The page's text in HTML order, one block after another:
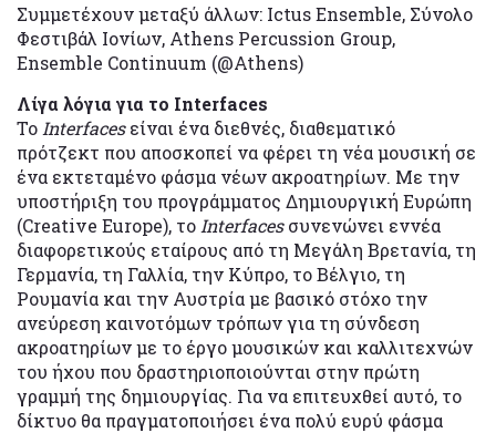
Συμμετέχουν μεταξύ άλλων: Ictus Ensemble, Σύνολο
Φεστιβάλ Ιονίων, Athens Percussion Group,
Ensemble Continuum (@Athens)
Λίγα λόγια για το Interfaces
Το Interfacesείναι ένα διεθνές, διαθεματικό
πρότζεκτ που αποσκοπεί να φέρει τη νέα μουσική σε
ένα εκτεταμένο φάσμα νέων ακροατηρίων. Με την
υποστήριξη του προγράμματος Δημιουργική Ευρώπη
(Creative Europe), το Interfacesσυνενώνει εννέα
διαφορετικούς εταίρους από τη Μεγάλη Βρετανία, τη
Γερμανία, τη Γαλλία, την Κύπρο, το Βέλγιο, τη
Ρουμανία και την Αυστρία με βασικό στόχο την
ανεύρεση καινοτόμων τρόπων για τη σύνδεση
ακροατηρίων με το έργο μουσικών και καλλιτεχνών
του ήχου που δραστηριοποιούνται στην πρώτη
γραμμή της δημιουργίας. Για να επιτευχθεί αυτό, το
δίκτυο θα πραγματοποιήσει ένα πολύ ευρύ φάσμα